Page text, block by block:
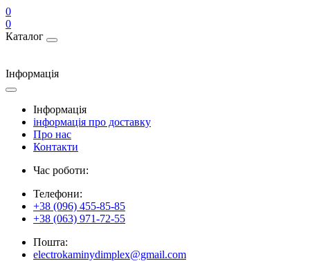
0
0
Каталог
Інформація
Інформація
інформація про доставку
Про нас
Контакти
Час роботи:
Телефони:
+38 (096) 455-85-85
+38 (063) 971-72-55
Пошта:
electrokaminydimplex@gmail.com